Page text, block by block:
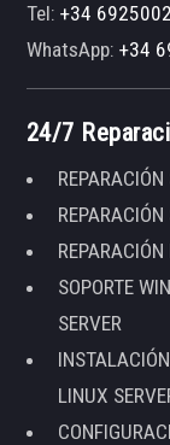
Tel:+34
WhatsApp:+34
24/7
REPARACIÓN
SOPORTE
SERVER
LINUX